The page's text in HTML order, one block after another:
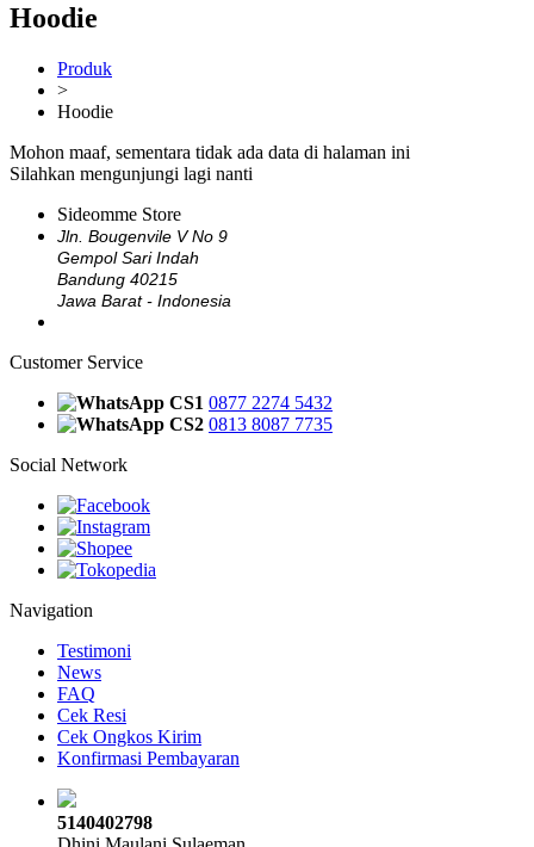
Hoodie
Produk
>
Hoodie
Mohon maaf, sementara tidak ada data di halaman ini
Silahkan mengunjungi lagi nanti
Sideomme Store
Jln. Bougenvile V No 9
Gempol Sari Indah
Bandung 40215
Jawa Barat - Indonesia
Customer Service
CS1 0877 2274 5432
CS2 0813 8087 7735
Social Network
Navigation
Testimoni
News
FAQ
Cek Resi
Cek Ongkos Kirim
Konfirmasi Pembayaran
5140402798